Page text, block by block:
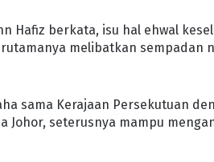
Hafiz berkata, isu hal ehwal
melibatkan sempadan
sama Kerajaan Persekutuan
Johor, seterusnya mampu